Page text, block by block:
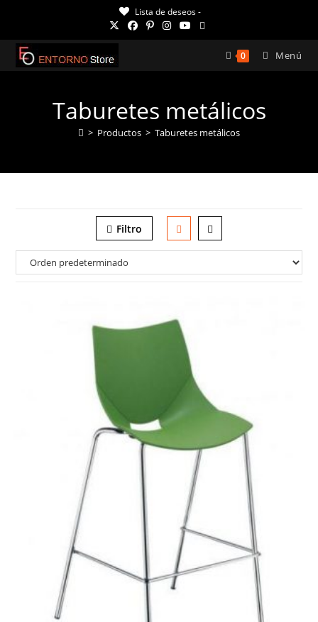
contenido
Lista de deseos -
0 Menú
Taburetes metálicos
> Productos > Taburetes metálicos
Filtro